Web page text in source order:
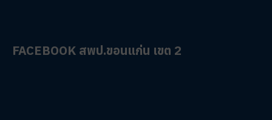
FACEBOOK สพป.ขอนแก่น เขต 2